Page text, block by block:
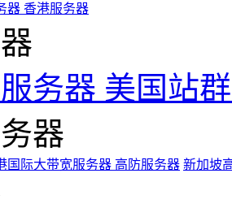
器 香港服务器
务器 美国站
器
国际大带宽服务器 高防服务器 新加坡